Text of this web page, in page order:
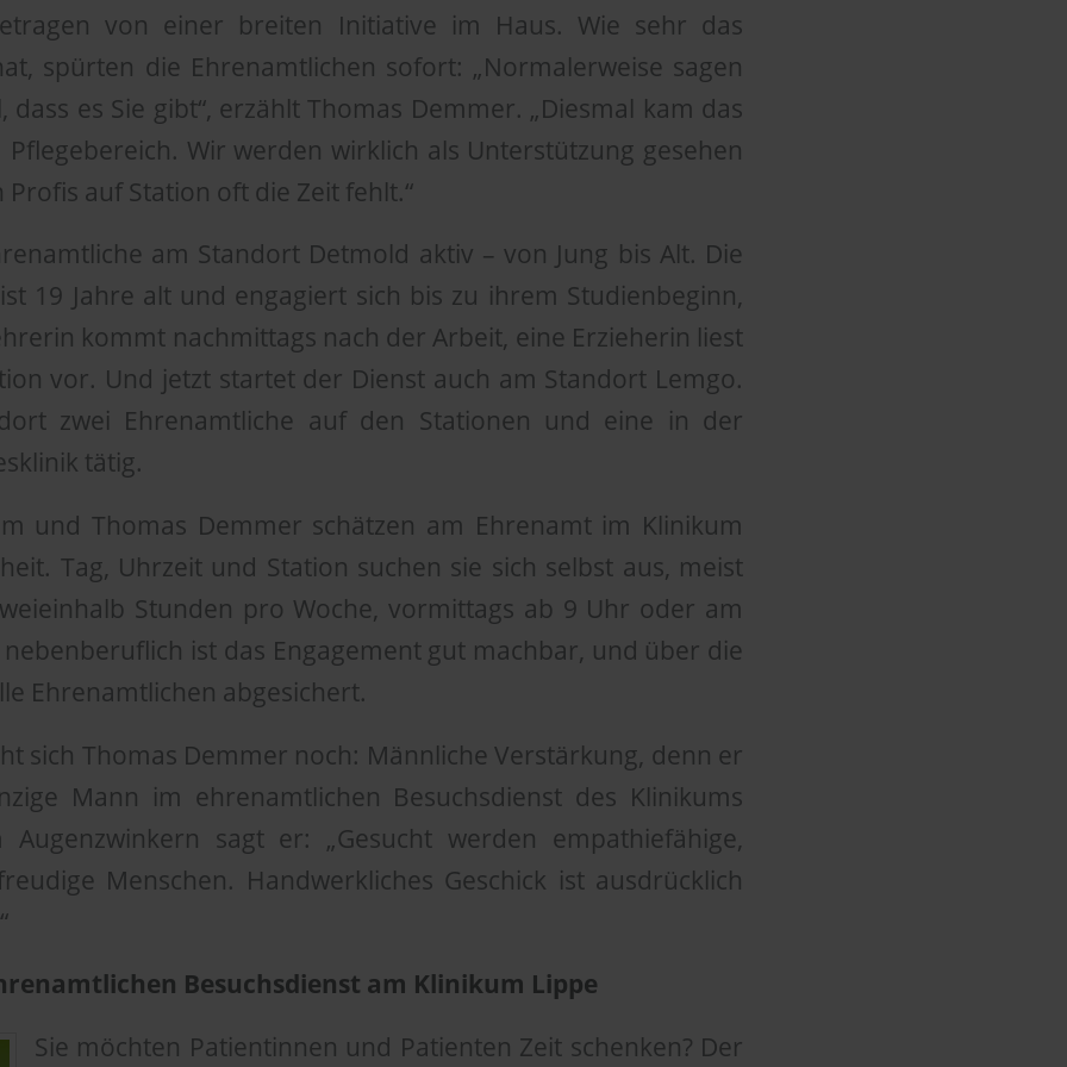
von einer breiten Initiative im Haus. Wie sehr das
spürten die Ehrenamtlichen sofort: „Normalerweise sagen
dass es Sie gibt“, erzählt Thomas Demmer. „Diesmal kam das
Wir werden wirklich als Unterstützung gesehen
auf Station oft die Zeit fehlt.“
am Standort Detmold aktiv – von Jung bis Alt. Die
19 Jahre alt und engagiert sich bis zu ihrem Studienbeginn,
kommt nachmittags nach der Arbeit, eine Erzieherin liest
vor. Und jetzt startet der Dienst auch am Standort Lemgo.
zwei Ehrenamtliche auf den Stationen und eine in der
tätig.
und Thomas Demmer schätzen am Ehrenamt im Klinikum
Tag, Uhrzeit und Station suchen sie sich selbst aus, meist
Stunden pro Woche, vormittags ab 9 Uhr oder am
ist das Engagement gut machbar, und über die
Ehrenamtlichen abgesichert.
sich Thomas Demmer noch: Männliche Verstärkung, denn er
Mann im ehrenamtlichen Besuchsdienst des Klinikums
sagt er: „Gesucht werden empathiefähige,
Menschen. Handwerkliches Geschick ist ausdrücklich
Besuchsdienst am Klinikum Lippe
Sie möchten Patientinnen und Patienten Zeit schenken? Der